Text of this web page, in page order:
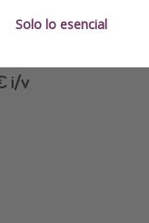
i/v
Solo lo esencial